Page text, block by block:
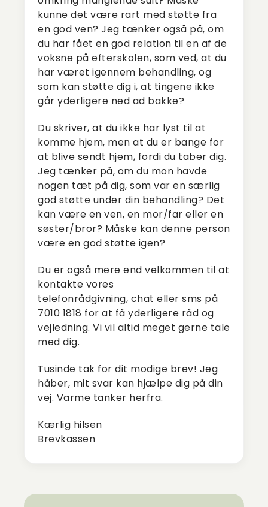
kunne det være rart med støtte fra
en god ven? Jeg tænker også på, om
du har fået en god relation til en af de
voksne på efterskolen, som ved, at du
har været igennem behandling, og
som kan støtte dig i, at tingene ikke
går yderligere ned ad bakke?
Du skriver, at du ikke har lyst til at
komme hjem, men at du er bange for
at blive sendt hjem, fordi du taber dig.
Jeg tænker på, om du mon havde
nogen tæt på dig, som var en særlig
god støtte under din behandling? Det
kan være en ven, en mor/far eller en
søster/bror? Måske kan denne person
være en god støtte igen?
Du er også mere end velkommen til at
kontakte vores
telefonrådgivning, chat eller sms på
7010 1818 for at få yderligere råd og
vejledning. Vi vil altid meget gerne tale
med dig.
Tusinde tak for dit modige brev! Jeg
håber, mit svar kan hjælpe dig på din
vej. Varme tanker herfra.
Kærlig hilsen
Brevkassen